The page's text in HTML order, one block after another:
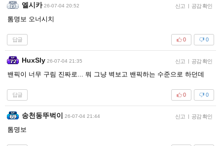
엘시카 26-07-04 20:52 신고 | 공감 확인
톰명보 오너시치
답글 0
0
HuxSly 26-07-04 21:35 신고 | 공감 확인
밴픽이 너무 구림 진짜로... 뭐 그냥 벽보고 밴픽하는 수준으로 하던데
답글 0
0
송천동뚜벅이 26-07-04 21:44 신고 | 공감 확인
톰명보